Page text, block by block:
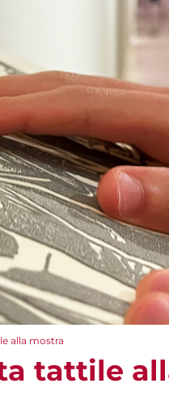
alla mostra
tattile